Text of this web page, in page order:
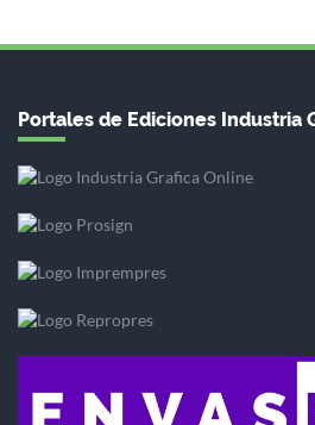
Portales de Ediciones Industria